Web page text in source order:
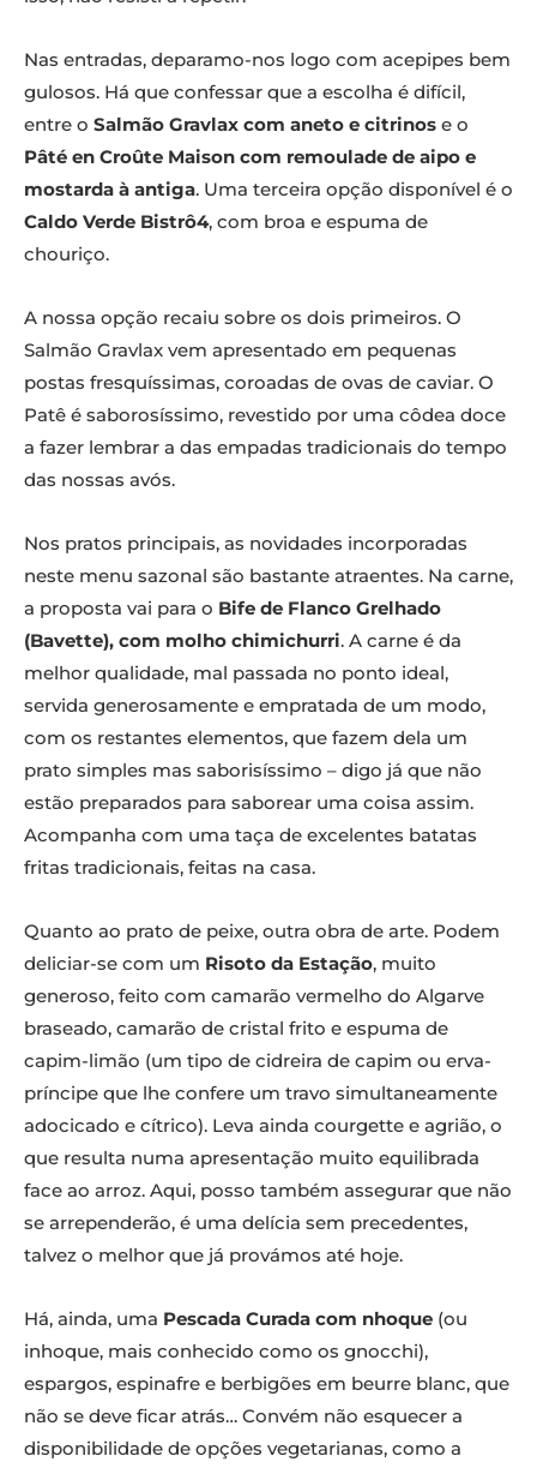
Nas entradas, deparamo-nos logo com acepipes bem
gulosos. Há que confessar que a escolha é difícil,
entre o Salmão Gravlax com aneto e citrinos e o
Pâté en Croûte Maison com remoulade de aipo e
mostarda à antiga. Uma terceira opção disponível é o
Caldo Verde Bistrô4, com broa e espuma de
chouriço.
A nossa opção recaiu sobre os dois primeiros. O
Salmão Gravlax vem apresentado em pequenas
postas fresquíssimas, coroadas de ovas de caviar. O
Patê é saborosíssimo, revestido por uma côdea doce
a fazer lembrar a das empadas tradicionais do tempo
das nossas avós.
Nos pratos principais, as novidades incorporadas
neste menu sazonal são bastante atraentes. Na carne,
a proposta vai para o Bife de Flanco Grelhado
(Bavette), com molho chimichurri. A carne é da
melhor qualidade, mal passada no ponto ideal,
servida generosamente e empratada de um modo,
com os restantes elementos, que fazem dela um
prato simples mas saborisíssimo – digo já que não
estão preparados para saborear uma coisa assim.
Acompanha com uma taça de excelentes batatas
fritas tradicionais, feitas na casa.
Quanto ao prato de peixe, outra obra de arte. Podem
deliciar-se com um Risoto da Estação, muito
generoso, feito com camarão vermelho do Algarve
braseado, camarão de cristal frito e espuma de
capim-limão (um tipo de cidreira de capim ou erva-
príncipe que lhe confere um travo simultaneamente
adocicado e cítrico). Leva ainda courgette e agrião, o
que resulta numa apresentação muito equilibrada
face ao arroz. Aqui, posso também assegurar que não
se arrependerão, é uma delícia sem precedentes,
talvez o melhor que já provámos até hoje.
Há, ainda, uma Pescada Curada com nhoque (ou
inhoque, mais conhecido como os gnocchi),
espargos, espinafre e berbigões em beurre blanc, que
não se deve ficar atrás… Convém não esquecer a
disponibilidade de opções vegetarianas, como a